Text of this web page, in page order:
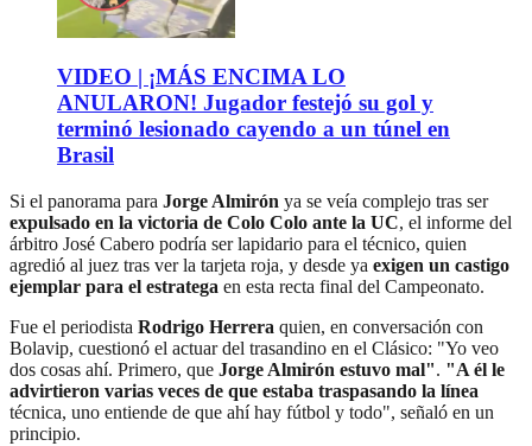
VIDEO | ¡MÁS ENCIMA LO
ANULARON! Jugador festejó su gol y
terminó lesionado cayendo a un túnel en
Brasil
Si el panorama para Jorge Almirón ya se veía complejo tras ser
expulsado en la victoria de Colo Colo ante la UC, el informe del
árbitro José Cabero podría ser lapidario para el técnico, quien
agredió al juez tras ver la tarjeta roja, y desde ya exigen un castigo
ejemplar para el estratega en esta recta final del Campeonato.
Fue el periodista Rodrigo Herrera quien, en conversación con
Bolavip, cuestionó el actuar del trasandino en el Clásico: "Yo veo
dos cosas ahí. Primero, que Jorge Almirón estuvo mal". "A él le
advirtieron varias veces de que estaba traspasando la línea
técnica, uno entiende de que ahí hay fútbol y todo", señaló en un
principio.